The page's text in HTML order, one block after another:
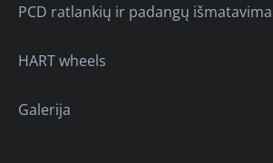
PCD ratlankių ir padangų
HART wheels
Galerija